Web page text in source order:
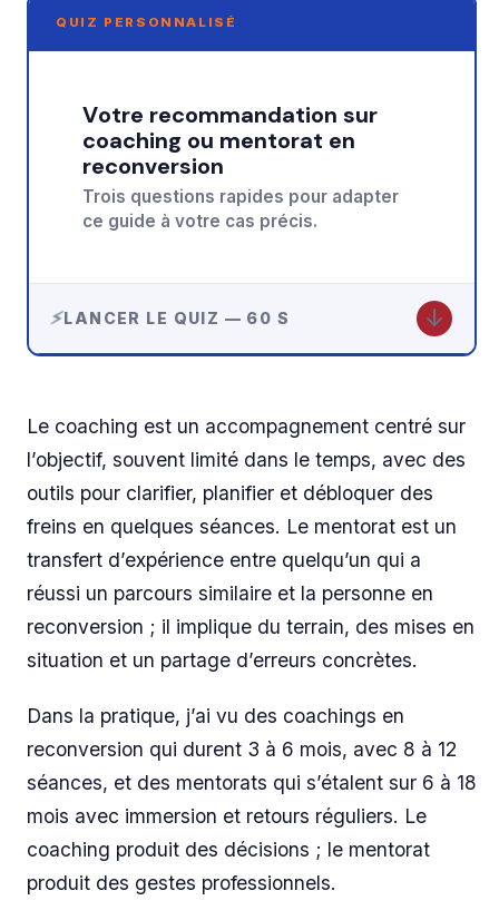
QUIZ PERSONNALISÉ
Votre recommandation sur
coaching ou mentorat en
reconversion
Trois questions rapides pour adapter
ce guide à votre cas précis.
LANCER LE QUIZ — 60 S ↓
Le coaching est un accompagnement centré sur
l’objectif, souvent limité dans le temps, avec des
outils pour clarifier, planifier et débloquer des
freins en quelques séances. Le mentorat est un
transfert d’expérience entre quelqu’un qui a
réussi un parcours similaire et la personne en
reconversion ; il implique du terrain, des mises en
situation et un partage d’erreurs concrètes.
Dans la pratique, j’ai vu des coachings en
reconversion qui durent 3 à 6 mois, avec 8 à 12
séances, et des mentorats qui s’étalent sur 6 à 18
mois avec immersion et retours réguliers. Le
coaching produit des décisions ; le mentorat
produit des gestes professionnels.